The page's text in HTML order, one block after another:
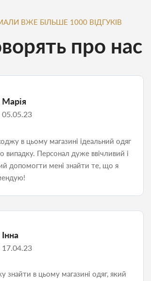
ВЖЕ БІЛЬШЕ 1000 ВІДГУКІВ
про нас
Марія
05.05.23
в цьому магазині ідеальний одяг
випадку. Персонал дуже ввічливий і
допомогти мені знайти те, що я
Інна
17.04.23
знайти в цьому магазині одяг, який